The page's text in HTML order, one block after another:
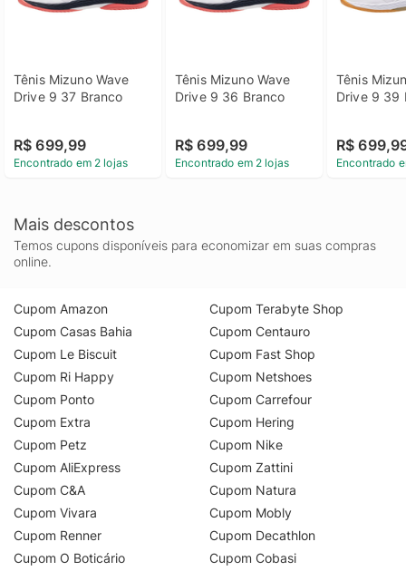
Tênis Mizuno Wave
Drive 9 37 Branco
R$ 699,99
Encontrado em 2 lojas
Tênis Mizuno Wave
Drive 9 36 Branco
R$ 699,99
Encontrado em 2 lojas
Tênis
Drive 9 39
R$
Encontrado
Mais descontos
Temos cupons disponíveis para economizar em suas compras
online.
Cupom Amazon
Cupom Casas Bahia
Cupom Le Biscuit
Cupom Ri Happy
Cupom Ponto
Cupom Extra
Cupom Petz
Cupom AliExpress
Cupom C&A
Cupom Vivara
Cupom Renner
Cupom O Boticário
Cupom Terabyte Shop
Cupom Centauro
Cupom Fast Shop
Cupom Netshoes
Cupom Carrefour
Cupom Hering
Cupom Nike
Cupom Zattini
Cupom Natura
Cupom Mobly
Cupom Decathlon
Cupom Cobasi